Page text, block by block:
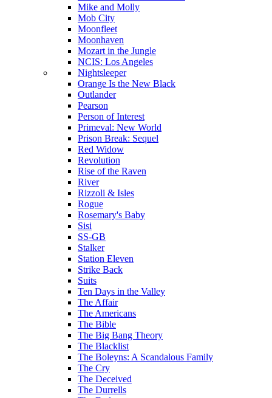
Mike and Molly
Mob City
Moonfleet
Moonhaven
Mozart in the Jungle
NCIS: Los Angeles
Nightsleeper
Orange Is the New Black
Outlander
Pearson
Person of Interest
Primeval: New World
Prison Break: Sequel
Red Widow
Revolution
Rise of the Raven
River
Rizzoli & Isles
Rogue
Rosemary's Baby
Sisi
SS-GB
Stalker
Station Eleven
Strike Back
Suits
Ten Days in the Valley
The Affair
The Americans
The Bible
The Big Bang Theory
The Blacklist
The Boleyns: A Scandalous Family
The Cry
The Deceived
The Durrells